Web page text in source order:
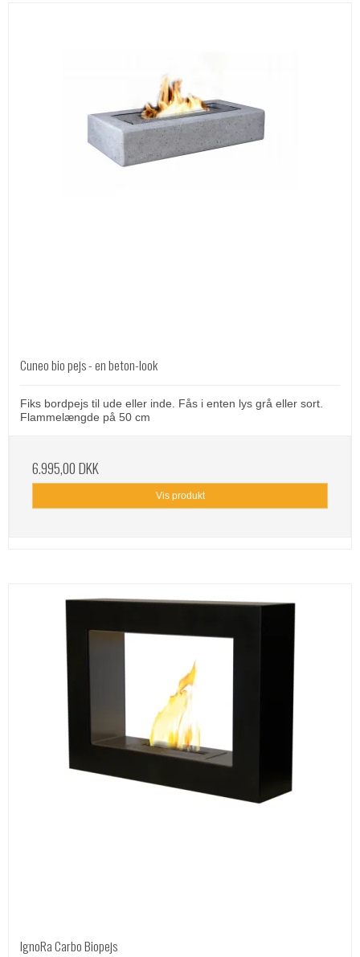
Cuneo bio pejs - en beton-look
Fiks bordpejs til ude eller inde. Fås i enten lys grå eller sort.
Flammelængde på 50 cm
6.995,00 DKK
Vis produkt
IgnoRa Carbo Biopejs